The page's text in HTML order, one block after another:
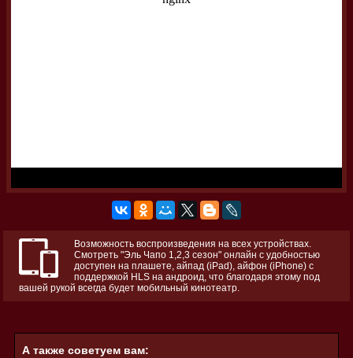
Возможность воспроизведения на всех устройствах.
Смотреть "Эль Чапо 1,2,3 сезон" онлайн с удобностью
доступен на плашете, айпад (iPad), айфон (iPhone) с
поддержкой HLS на андроид, что благодаря этому под
вашей рукой всегда будет мобильный кинотеатр.
А также советуем вам: